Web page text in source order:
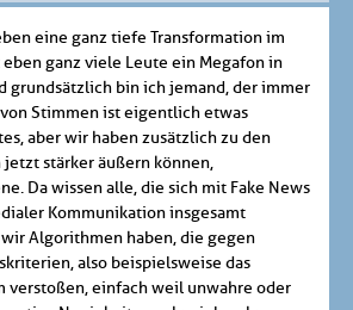
eine ganz tiefe Transformation im
ganz viele Leute ein Megafon in
grundsätzlich bin ich jemand, der immer
Stimmen ist eigentlich etwas
aber wir haben zusätzlich zu den
jetzt stärker äußern können,
Da wissen alle, die sich mit Fake News
Kommunikation insgesamt
Algorithmen haben, die gegen
also beispielsweise das
verstoßen, einfach weil unwahre oder